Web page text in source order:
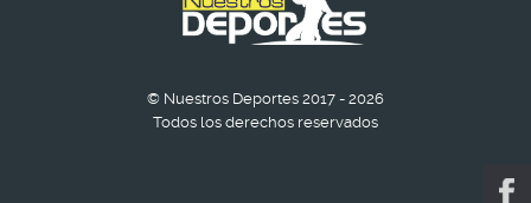
© Nuestros Deportes 2017 - 2026
Todos los derechos reservados